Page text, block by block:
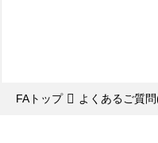
FAトップ よくあるご質